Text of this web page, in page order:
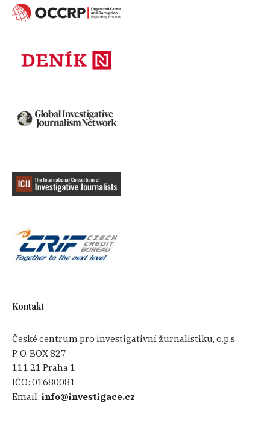
Kontakt
České centrum pro investigativní žurnalistiku, o.p.s.
P. O. BOX 827
111 21 Praha 1
IČO:01680081
Email:info@investigace.cz